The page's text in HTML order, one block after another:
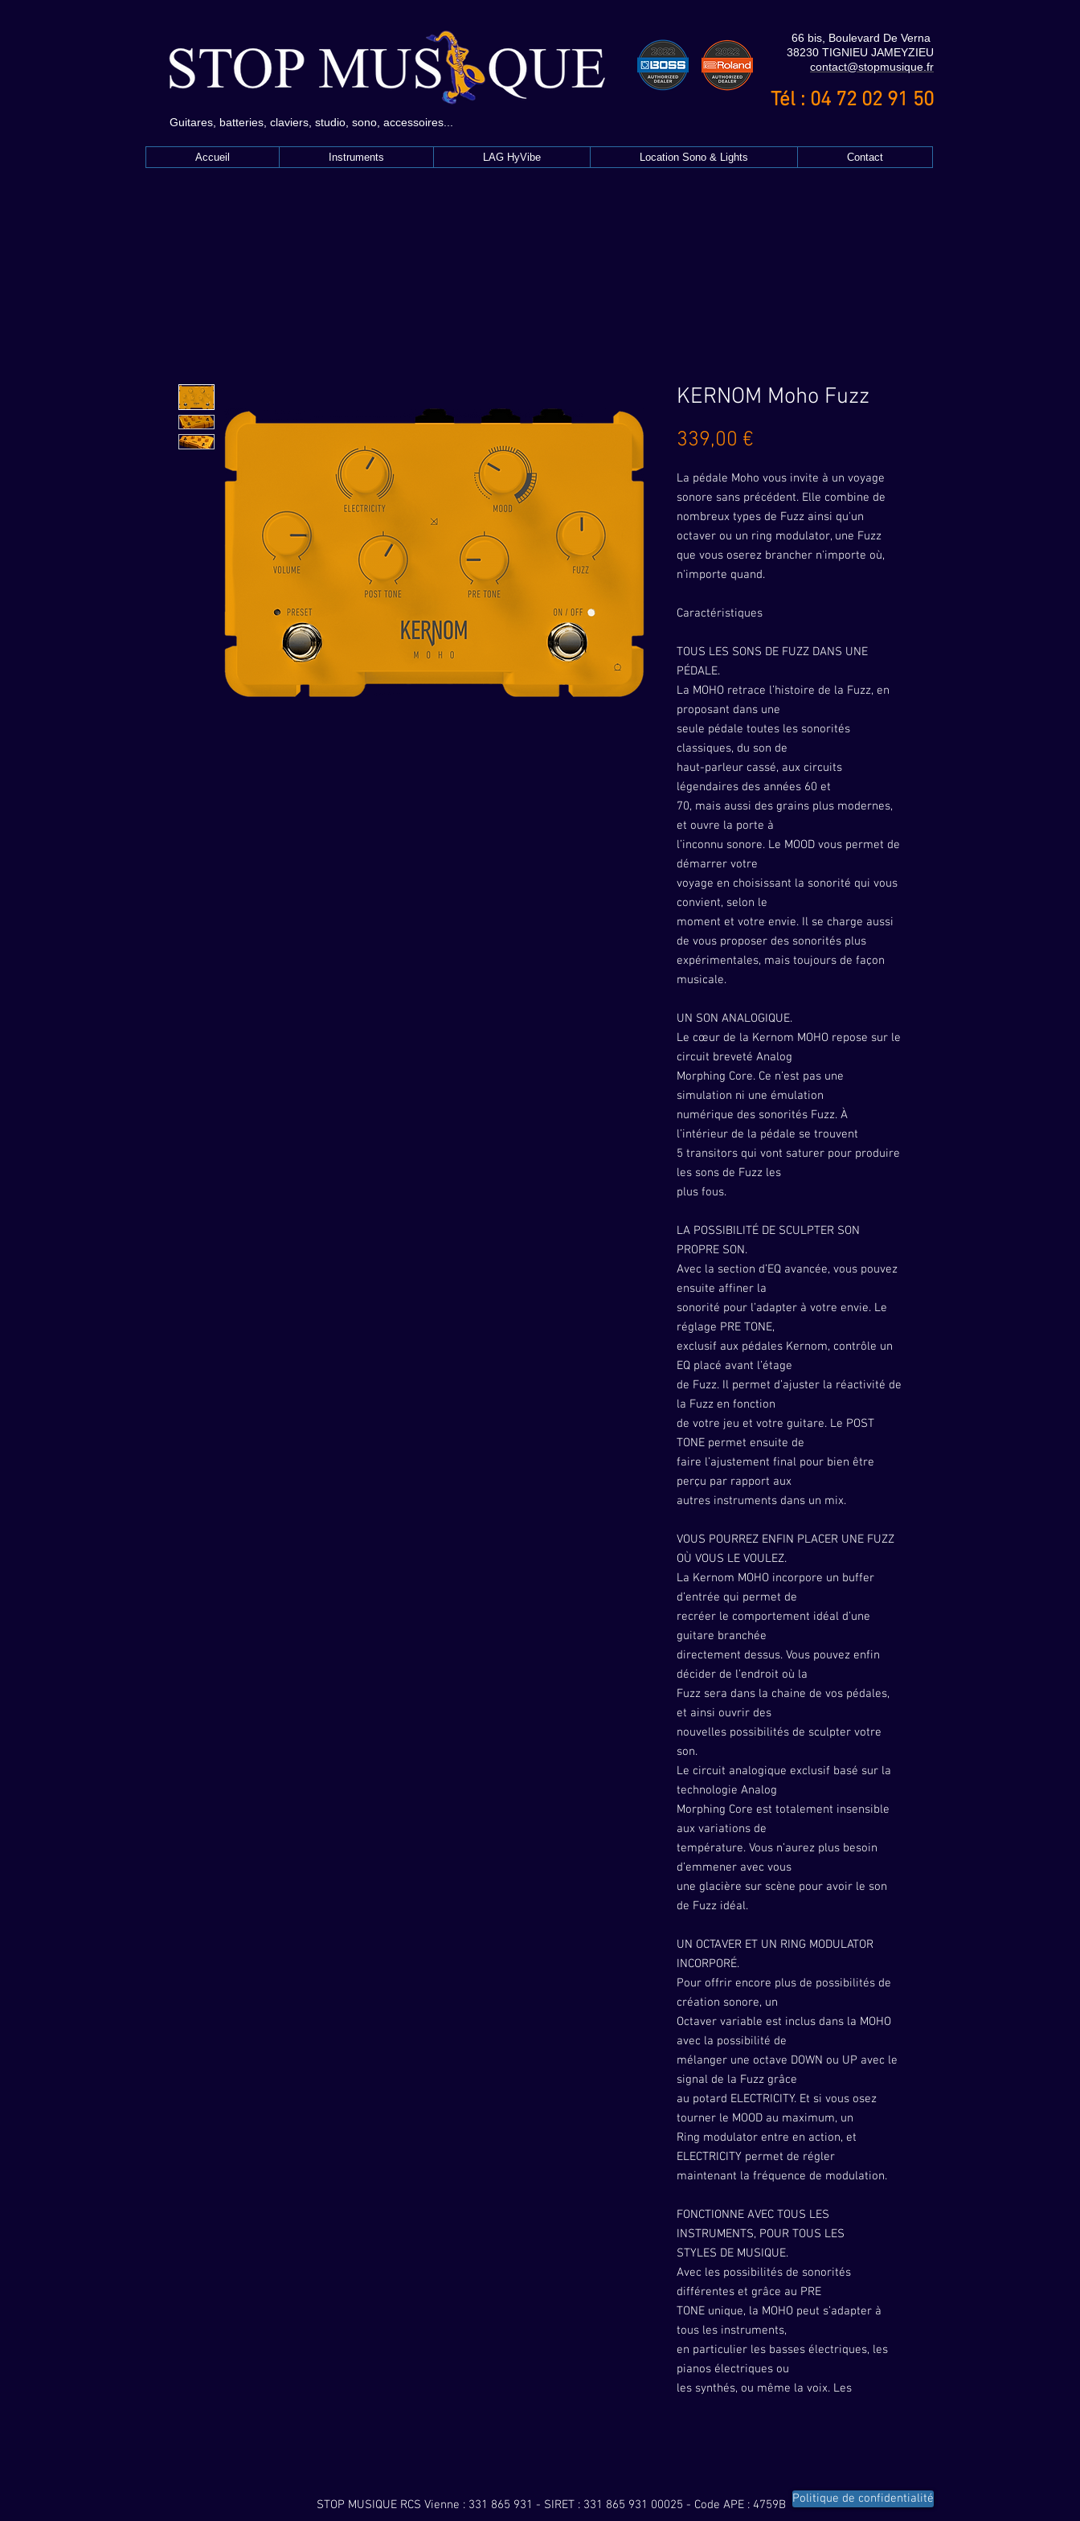
Guitares, batteries, claviers, studio, sono, accessoires...
66 bis, Boulevard De Verna
38230 TIGNIEU JAMEYZIEU
contact@stopmusique.fr
Tél : 04 72 02 91 50
Accueil Instruments LAG HyVibe Location Sono & Lights Contact
KERNOM Moho Fuzz
339,00 €
La pédale Moho vous invite à un voyage
sonore sans précédent. Elle combine de
nombreux types de Fuzz ainsi qu'un
octaver ou un ring modulator, une Fuzz
que vous oserez brancher n'importe où,
n'importe quand.
Caractéristiques
TOUS LES SONS DE FUZZ DANS UNE
PÉDALE.
La MOHO retrace l’histoire de la Fuzz, en
proposant dans une
seule pédale toutes les sonorités
classiques, du son de
haut-parleur cassé, aux circuits
légendaires des années 60 et
70, mais aussi des grains plus modernes,
et ouvre la porte à
l’inconnu sonore. Le MOOD vous permet de
démarrer votre
voyage en choisissant la sonorité qui vous
convient, selon le
moment et votre envie. Il se charge aussi
de vous proposer des sonorités plus
expérimentales, mais toujours de façon
musicale.
UN SON ANALOGIQUE.
Le cœur de la Kernom MOHO repose sur le
circuit breveté Analog
Morphing Core. Ce n’est pas une
simulation ni une émulation
numérique des sonorités Fuzz. À
l’intérieur de la pédale se trouvent
5 transitors qui vont saturer pour produire
les sons de Fuzz les
plus fous.
LA POSSIBILITÉ DE SCULPTER SON
PROPRE SON.
Avec la section d’EQ avancée, vous pouvez
ensuite affiner la
sonorité pour l’adapter à votre envie. Le
réglage PRE TONE,
exclusif aux pédales Kernom, contrôle un
EQ placé avant l’étage
de Fuzz. Il permet d’ajuster la réactivité de
la Fuzz en fonction
de votre jeu et votre guitare. Le POST
TONE permet ensuite de
faire l’ajustement final pour bien être
perçu par rapport aux
autres instruments dans un mix.
VOUS POURREZ ENFIN PLACER UNE FUZZ
OÙ VOUS LE VOULEZ.
La Kernom MOHO incorpore un buffer
d’entrée qui permet de
recréer le comportement idéal d’une
guitare branchée
directement dessus. Vous pouvez enfin
décider de l’endroit où la
Fuzz sera dans la chaine de vos pédales,
et ainsi ouvrir des
nouvelles possibilités de sculpter votre
son.
Le circuit analogique exclusif basé sur la
technologie Analog
Morphing Core est totalement insensible
aux variations de
température. Vous n’aurez plus besoin
d’emmener avec vous
une glacière sur scène pour avoir le son
de Fuzz idéal.
UN OCTAVER ET UN RING MODULATOR
INCORPORÉ.
Pour offrir encore plus de possibilités de
création sonore, un
Octaver variable est inclus dans la MOHO
avec la possibilité de
mélanger une octave DOWN ou UP avec le
signal de la Fuzz grâce
au potard ELECTRICITY. Et si vous osez
tourner le MOOD au maximum, un
Ring modulator entre en action, et
ELECTRICITY permet de régler
maintenant la fréquence de modulation.
FONCTIONNE AVEC TOUS LES
INSTRUMENTS, POUR TOUS LES
STYLES DE MUSIQUE.
Avec les possibilités de sonorités
différentes et grâce au PRE
TONE unique, la MOHO peut s’adapter à
tous les instruments,
en particulier les basses électriques, les
pianos électriques ou
les synthés, ou même la voix. Les
True bypass : Oui - Pédale d'expression :
STOP MUSIQUE RCS Vienne : 331 865 931 - SIRET : 331 865 931 00025 - Code APE : 4759B Politique de confidentialité